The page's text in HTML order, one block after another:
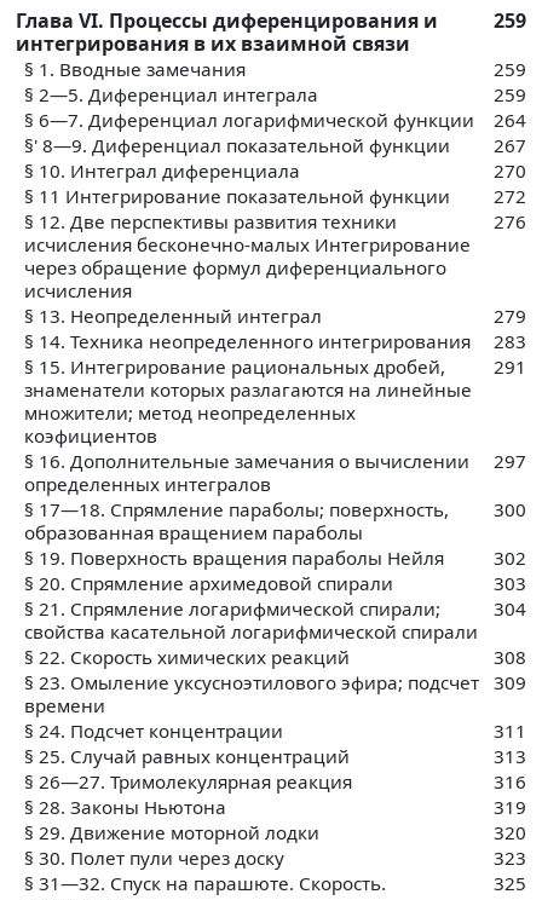
Глава VI. Процессы диференцирования и
интегрирования в их взаимной связи
259
§ 1. Вводные замечания
259
§ 2—5. Диференциал интеграла
259
§ 6—7. Диференциал логарифмической функции
264
§' 8—9. Диференциал показательной функции
267
§ 10. Интеграл диференциала
270
§ 11 Интегрирование показательной функции
272
§ 12. Две перспективы развития техники
исчисления бесконечно-малых Интегрирование
через обращение формул диференциального
исчисления
276
§ 13. Неопределенный интеграл
279
§ 14. Техника неопределенного интегрирования
283
§ 15. Интегрирование рациональных дробей,
знаменатели которых разлагаются на линейные
множители; метод неопределенных
коэфициентов
291
§ 16. Дополнительные замечания о вычислении
определенных интегралов
297
§ 17—18. Спрямление параболы; поверхность,
образованная вращением параболы
300
§ 19. Поверхность вращения параболы Нейля
302
§ 20. Спрямление архимедовой спирали
303
§ 21. Спрямление логарифмической спирали;
свойства касательной логарифмической спирали
304
§ 22. Скорость химических реакций
308
§ 23. Омыление уксусноэтилового эфира; подсчет
времени
309
§ 24. Подсчет концентрации
311
§ 25. Случай равных концентраций
313
§ 26—27. Тримолекулярная реакция
316
§ 28. Законы Ньютона
319
§ 29. Движение моторной лодки
320
§ 30. Полет пули через доску
323
§ 31—32. Спуск на парашюте. Скорость.
325